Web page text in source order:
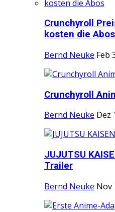
Crunchyroll
kosten die Abos
Bernd Neuke Feb
Crunchyroll
Bernd Neuke Dez
JUJUTSU
Trailer
Bernd Neuke Nov